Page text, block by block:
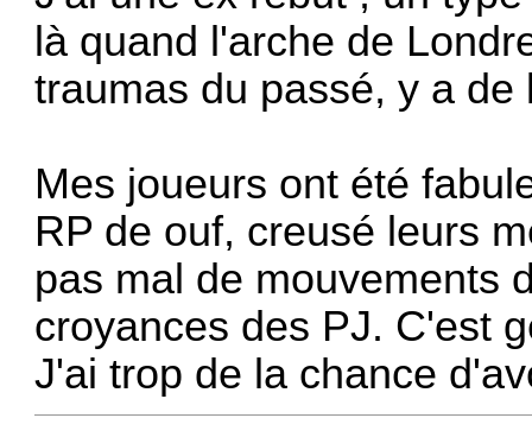
là quand l'arche de
traumas du passé, y a de
Mes joueurs ont été
RP de ouf, creusé leurs
pas mal de mouvements
croyances des PJ. C'est
J'ai trop de la chance